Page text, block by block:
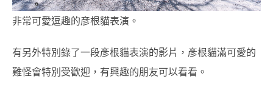
非常可愛逗趣的彦根貓表演。
有另外特別錄了一段彥根貓表演的影片，彥根貓滿可愛的
難怪會特別受歡迎，有興趣的朋友可以看看。